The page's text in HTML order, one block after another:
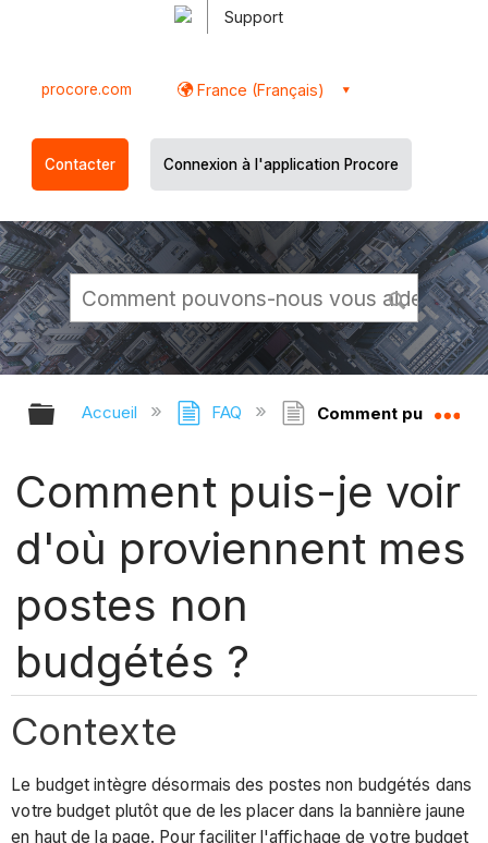
Support
procore.com France (Français)
Contacter Connexion à l'application Procore
Développer/réduire la hiérarchie
Accueil FAQ Comment puis-je
Comment puis-je voir
d'où proviennent mes
postes non
budgétés ?
Contexte
Le budget intègre désormais des postes non budgétés dans
votre budget plutôt que de les placer dans la bannière jaune
en haut de la page. Pour faciliter l'affichage de votre budget